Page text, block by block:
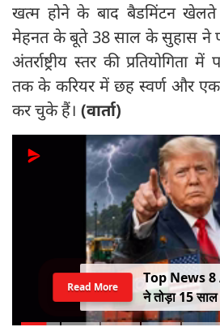
खत्म होने के बाद बैडमिंटन
मेहनत के बूते 38 साल के सुहास ने
अंतर्राष्ट्रीय स्तर की प्रतियोगिता
तक के करियर में छह स्वर्ण और
कर चुके हैं। (वार्ता)
Top News 8
ने तोड़ा 15 साल
100% टैरिफ
Read More